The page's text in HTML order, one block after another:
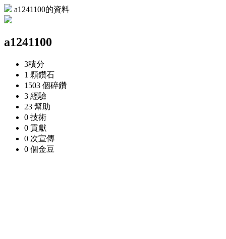
a1241100的資料
a1241100
3積分
1 顆鑽石
1503 個碎鑽
3 經驗
23 幫助
0 技術
0 貢獻
0 次宣傳
0 個金豆